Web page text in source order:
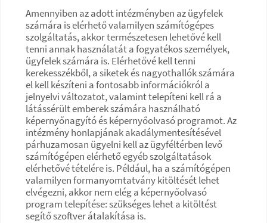
Amennyiben az adott intézményben az ügyfelek
számára is elérhető valamilyen számítógépes
szolgáltatás, akkor természetesen lehetővé kell
tenni annak használatát a fogyatékos személyek,
ügyfelek számára is. Elérhetővé kell tenni
kerekesszékből, a siketek és nagyothallók számára
el kell készíteni a fontosabb információkról a
jelnyelvi változatot, valamint telepíteni kell rá a
látássérült emberek számára használható
képernyőnagyító és képernyőolvasó programot. Az
intézmény honlapjának akadálymentesítésével
párhuzamosan ügyelni kell az ügyféltérben levő
számítógépen elérhető egyéb szolgáltatások
elérhetővé tételére is. Például, ha a számítógépen
valamilyen formanyomtatvány kitöltését lehet
elvégezni, akkor nem elég a képernyőolvasó
program telepítése: szükséges lehet a kitöltést
segítő szoftver átalakítása is.